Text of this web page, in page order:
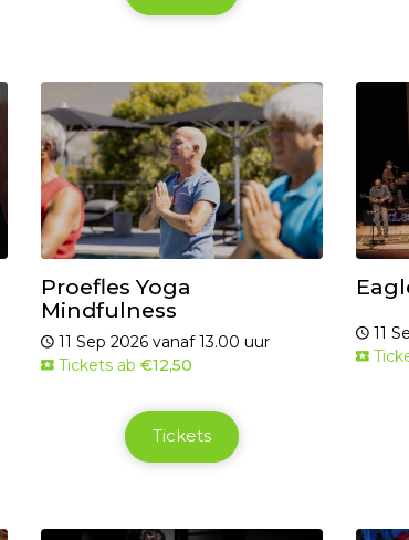
Proefles Yoga
Mindfulness
11 Sep 2026 vanaf 13.00 uur
Tickets ab €12,50
Tickets
11